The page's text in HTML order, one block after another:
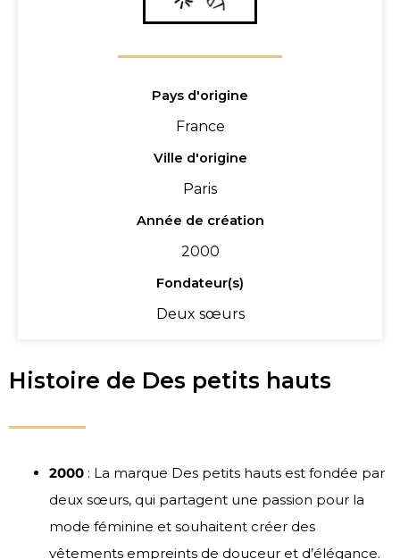
Pays d'origine
France
Ville d'origine
Paris
Année de création
2000
Fondateur(s)
Deux sœurs
Histoire de Des petits hauts
2000 : La marque Des petits hauts est fondée par
deux sœurs, qui partagent une passion pour la
mode féminine et souhaitent créer des
vêtements empreints de douceur et d’élégance.